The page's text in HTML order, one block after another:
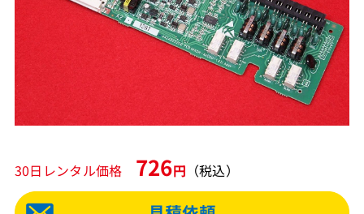
30日レンタル価格 726円 （税込）